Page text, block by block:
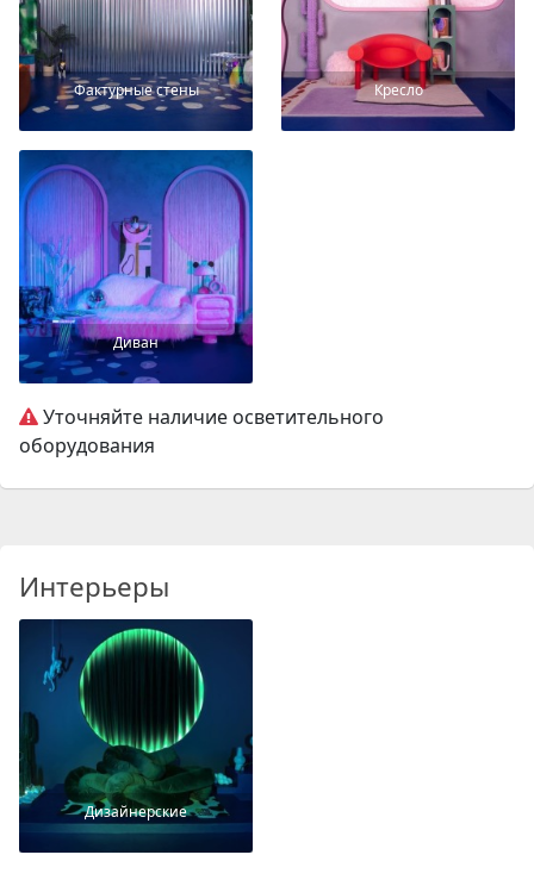
Фактурные стены Кресло
Диван
Уточняйте наличие осветительного
оборудования
Интерьеры
Дизайнерские